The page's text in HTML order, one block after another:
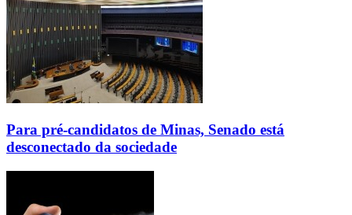
Para pré-candidatos de Minas, Senado está
desconectado da sociedade